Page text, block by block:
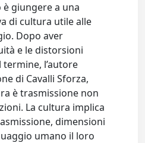
è giungere a una
di cultura utile alle
Dopo aver
e le distorsioni
termine, l’autore
di Cavalli Sforza,
è trasmissione non
La cultura implica
dimensioni
umano il loro